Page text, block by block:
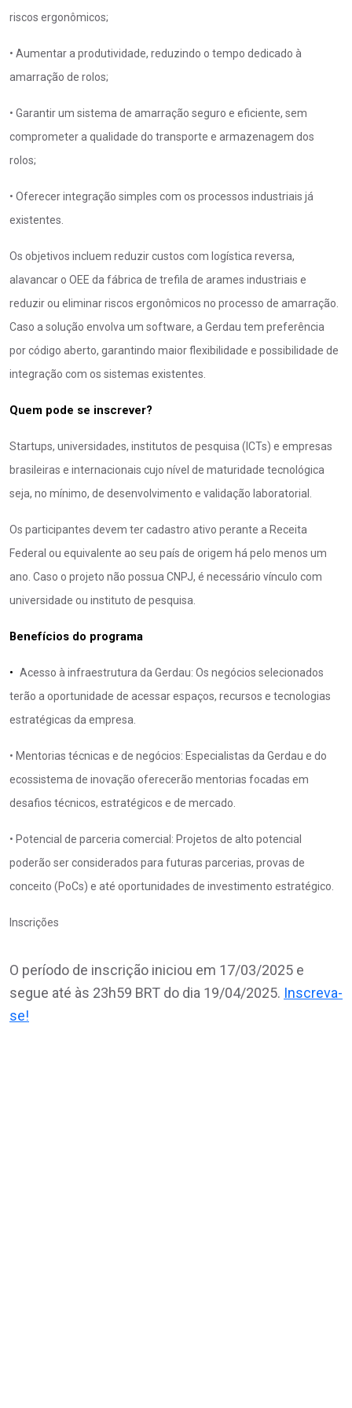
riscos ergonômicos;
• Aumentar a produtividade, reduzindo o tempo dedicado à
amarração de rolos;
• Garantir um sistema de amarração seguro e eficiente, sem
comprometer a qualidade do transporte e armazenagem dos
rolos;
• Oferecer integração simples com os processos industriais já
existentes.
Os objetivos incluem reduzir custos com logística reversa,
alavancar o OEE da fábrica de trefila de arames industriais e
reduzir ou eliminar riscos ergonômicos no processo de amarração.
Caso a solução envolva um software, a Gerdau tem preferência
por código aberto, garantindo maior flexibilidade e possibilidade de
integração com os sistemas existentes.
Quem pode se inscrever?
Startups, universidades, institutos de pesquisa (ICTs) e empresas
brasileiras e internacionais cujo nível de maturidade tecnológica
seja, no mínimo, de desenvolvimento e validação laboratorial.
Os participantes devem ter cadastro ativo perante a Receita
Federal ou equivalente ao seu país de origem há pelo menos um
ano. Caso o projeto não possua CNPJ, é necessário vínculo com
universidade ou instituto de pesquisa.
Benefícios do programa
• Acesso à infraestrutura da Gerdau: Os negócios selecionados
terão a oportunidade de acessar espaços, recursos e tecnologias
estratégicas da empresa.
• Mentorias técnicas e de negócios: Especialistas da Gerdau e do
ecossistema de inovação oferecerão mentorias focadas em
desafios técnicos, estratégicos e de mercado.
• Potencial de parceria comercial: Projetos de alto potencial
poderão ser considerados para futuras parcerias, provas de
conceito (PoCs) e até oportunidades de investimento estratégico.
Inscrições
O período de inscrição iniciou em 17/03/2025 e
segue até às 23h59 BRT do dia 19/04/2025. Inscreva-
se!